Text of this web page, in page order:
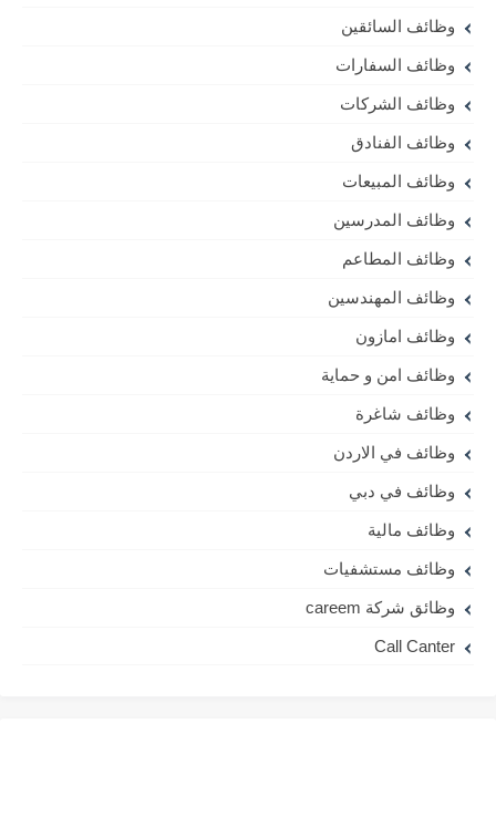
وظائف السائقين
وظائف السفارات
وظائف الشركات
وظائف الفنادق
وظائف المبيعات
وظائف المدرسين
وظائف المطاعم
وظائف المهندسين
وظائف امازون
وظائف امن و حماية
وظائف شاغرة
وظائف في الاردن
وظائف في دبي
وظائف مالية
وظائف مستشفيات
وظائق شركة careem
Call Canter